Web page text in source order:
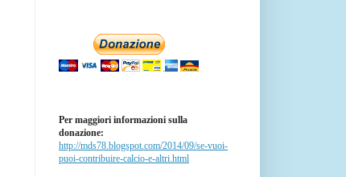
Per maggiori informazioni sulla
donazione:
http://mds78.blogspot.com/2014/09/se-vuoi-
puoi-contribuire-calcio-e-altri.html